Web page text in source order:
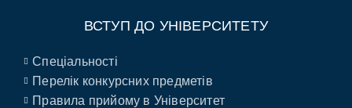
ВСТУП ДО УНІВЕРСИТЕТУ
Спеціальності
Перелік конкурсних предметів
Правила прийому в Університет